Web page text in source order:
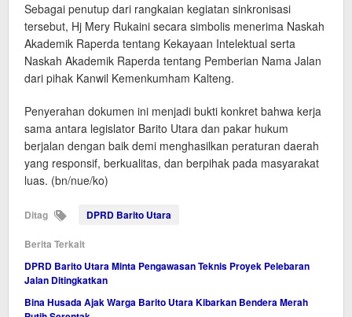
Sebagai penutup dari rangkaian kegiatan sinkronisasi
tersebut, Hj Mery Rukaini secara simbolis menerima Naskah
Akademik Raperda tentang Kekayaan Intelektual serta
Naskah Akademik Raperda tentang Pemberian Nama Jalan
dari pihak Kanwil Kemenkumham Kalteng.
Penyerahan dokumen ini menjadi bukti konkret bahwa kerja
sama antara legislator Barito Utara dan pakar hukum
berjalan dengan baik demi menghasilkan peraturan daerah
yang responsif, berkualitas, dan berpihak pada masyarakat
luas. (bn/nue/ko)
Ditag DPRD Barito Utara
Berita Terkait
DPRD Barito Utara Minta Pengawasan Teknis Proyek Pelebaran
Jalan Ditingkatkan
Bina Husada Ajak Warga Barito Utara Kibarkan Bendera Merah